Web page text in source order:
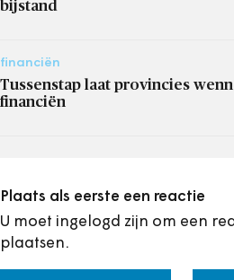
bijstand
financiën
Tussenstap laat provincies
financiën
Plaats als eerste een reactie
U moet ingelogd zijn om een
plaatsen.